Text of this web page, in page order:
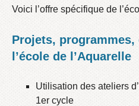
Voici l’offre spécifique de
Projets,
l’école de l’Aquarelle
Utilisation des ateliers
1er cycle